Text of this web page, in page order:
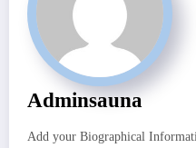
Adminsauna
Add your Biographical